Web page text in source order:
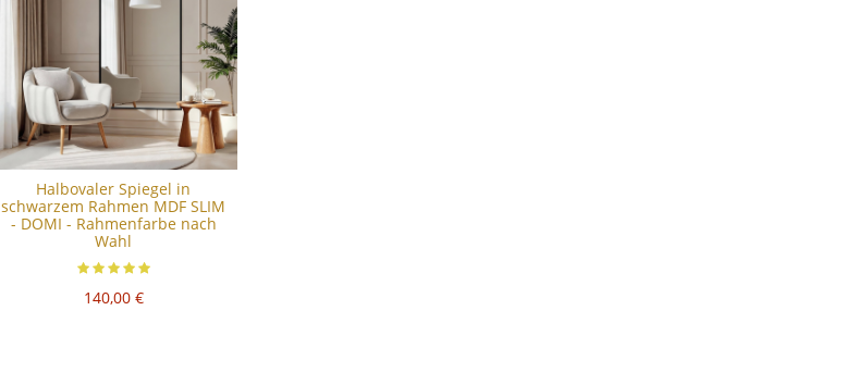
Halbovaler Spiegel in
schwarzem Rahmen MDF SLIM
- DOMI - Rahmenfarbe nach
Wahl
140,00 €